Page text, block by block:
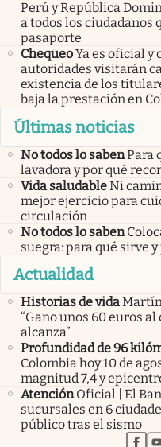
Perú y República
a todos los ciudadanos
pasaporte
ChequeoYa es oficial y
autoridades visitarán
existencia de los
baja la prestación en
Últimas noticias
No todos lo sabenPara
lavadora y por qué
Vida saludableNi
mejor ejercicio para
circulación
No todos lo saben
suegra: para qué sirve
Actualidad
Historias de vida
“Gano unos 60 euros
alcanza”
Profundidad de 96
Colombia hoy 10 de
magnitud 7,4 y
Atención Oficial | El
sucursales en 6
público tras el sismo